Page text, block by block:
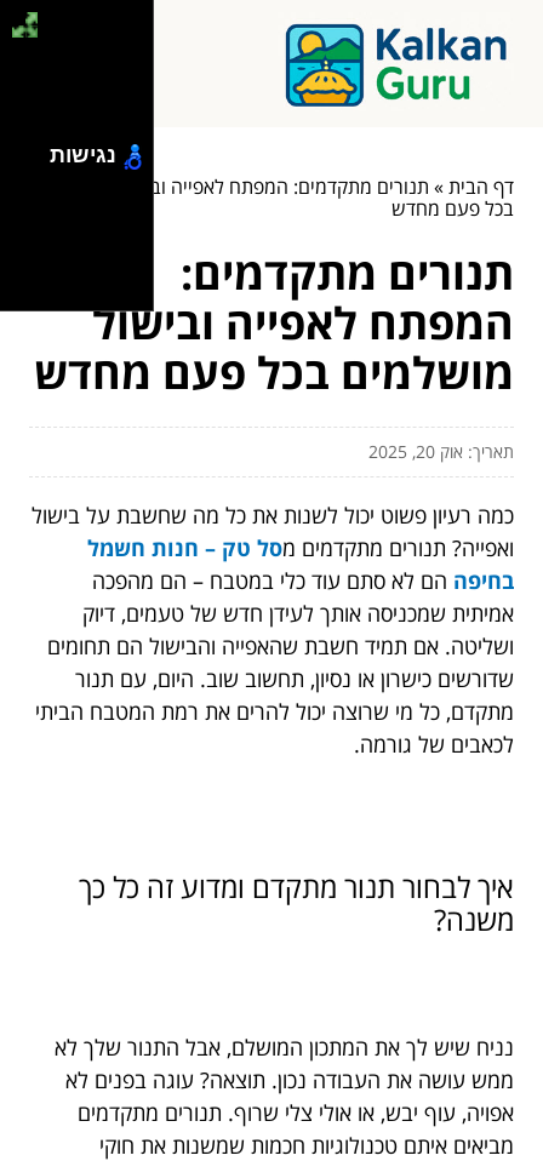
דף הבית» תנורים מתקדמים: המפתח לאפייה ובישול מושלמים
בכל פעם מחדש
תנורים מתקדמים:
המפתח לאפייה ובישול
מושלמים בכל פעם מחדש
תאריך: אוק 20, 2025
כמה רעיון פשוט יכול לשנות את כל מה שחשבת על בישול
ואפייה? תנורים מתקדמים מסל טק – חנות חשמל
בחיפה הם לא סתם עוד כלי במטבח – הם מהפכה
אמיתית שמכניסה אותך לעידן חדש של טעמים, דיוק
ושליטה. אם תמיד חשבת שהאפייה והבישול הם תחומים
שדורשים כישרון או נסיון, תחשוב שוב. היום, עם תנור
מתקדם, כל מי שרוצה יכול להרים את רמת המטבח הביתי
לכאבים של גורמה.
איך לבחור תנור מתקדם ומדוע זה כל כך
משנה?
נניח שיש לך את המתכון המושלם, אבל התנור שלך לא
ממש עושה את העבודה נכון. תוצאה? עוגה בפנים לא
אפויה, עוף יבש, או אולי צלי שרוף. תנורים מתקדמים
מביאים איתם טכנולוגיות חכמות שמשנות את חוקי
נגישות